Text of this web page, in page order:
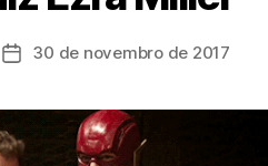
Data30 de novembro de 2017